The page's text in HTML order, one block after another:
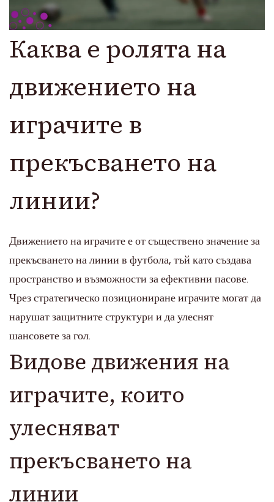
Каква е ролята на
движението на
играчите в
прекъсването на
линии?
Движението на играчите е от съществено значение за
прекъсването на линии в футбола, тъй като създава
пространство и възможности за ефективни пасове.
Чрез стратегическо позициониране играчите могат да
нарушат защитните структури и да улеснят
шансовете за гол.
Видове движения на
играчите, които
улесняват
прекъсването на
линии